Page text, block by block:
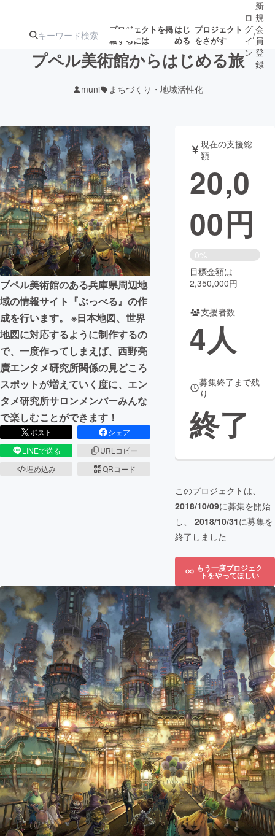
プロジェクトを掲
載するには
はじ
める
プロジェクト
をさがす
アート・写真
テクノロジー・ガジェット ゲーム・サ
映像・映画
ビジネス・起業 チャレンジ
まちづくり・地域活性化
CAMPFIRE for Social Good
CAMPFIRE Creation
CAMPFIREふるさと納税machi-ya コミュニティ
ロ
グ
イ
ン
/
新
規
会
員
登
録
プペル美術館からはじめる旅
muni まちづくり・地域活性化
プペル美術館のある兵庫県周辺地
域の情報サイト『ぷっぺる』の作
成を行います。 ※日本地図、世界
地図に対応するように制作するの
で、一度作ってしまえば、西野亮
廣エンタメ研究所関係の見どころ
スポットが増えていく度に、エン
タメ研究所サロンメンバーみんな
で楽しむことができます！
ポスト
シェア
LINEで送る
URLコピー
埋め込み
QRコード
現在の支援総
額
20,0
00円
0%
目標金額は
2,350,000円
支援者数
4人
募集終了まで残
り
終了
このプロジェクトは、
2018/10/09に募集を開始
し、 2018/10/31に募集を
終了しました
もう一度プロジェク
トをやってほしい